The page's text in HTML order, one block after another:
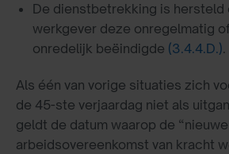
De dienstbetrekking is hersteld
werkgever deze onregelmatig
onredelijk beëindigde (3.4.4.D.).
Als één van vorige situaties zich
de 45-ste verjaardag niet als
geldt de datum waarop de
arbeidsovereenkomst van kracht